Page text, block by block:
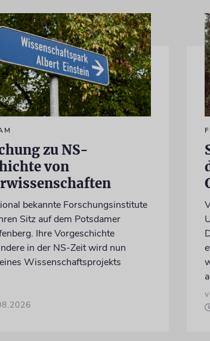
zu NS-
von
bekannte Forschungsinstitute
Sitz auf dem Potsdamer
Ihre Vorgeschichte
in der NS-Zeit wird nun
Wissenschaftsprojekts